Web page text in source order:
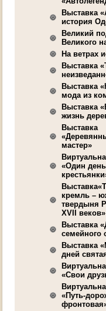
Выставка
история
Великий
Великого
На ветрах
Выставка
Выставка
мода из
Выставка
жизнь
Выставка
мастер»
«Один
кремль –
твердыня
XVII веков»
Выставка
семейного
Выставка
дней
«Свои
«Путь-